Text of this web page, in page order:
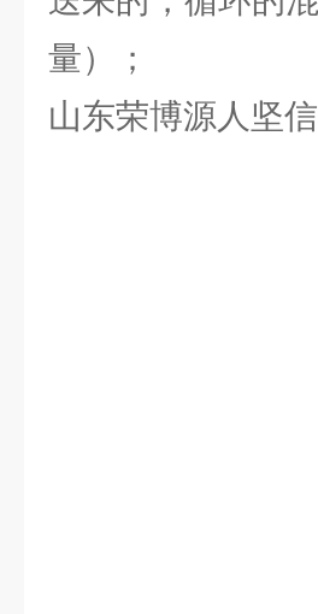
量）；
山东荣博源人坚